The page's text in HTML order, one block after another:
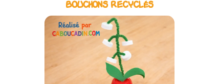
Bouchons Recyclés